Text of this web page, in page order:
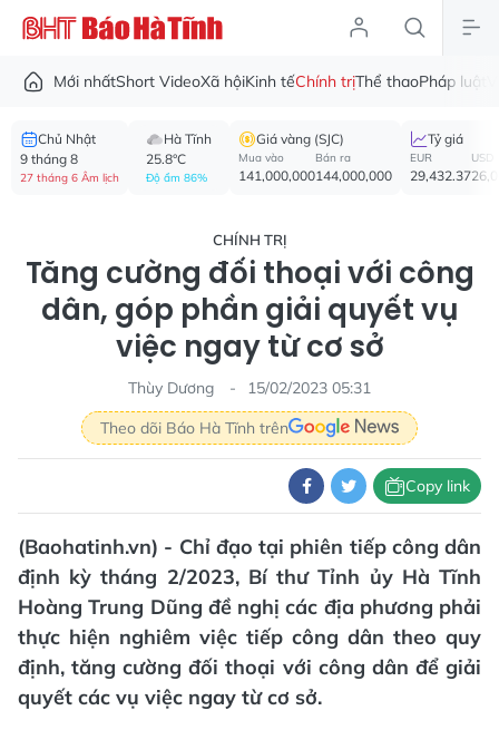
Mới nhấtShort VideoXã hộiKinh tếChính trịThể thaoPháp luật
Chủ Nhật
9 tháng 8
27 tháng 6 Âm lịch
Hà Tĩnh
25.8°C
Độ ẩm 86%
Giá vàng (SJC)
Mua vào
141,000,000
Bán ra
144,000,000
Tỷ giá
EUR
29,432.37
USD
CHÍNH TRỊ
Tăng cường đối thoại với công
dân, góp phần giải quyết vụ
việc ngay từ cơ sở
Thùy Dương
15/02/2023 05:31
Theo dõi Báo Hà Tĩnh trên
Copy link
(Baohatinh.vn) - Chỉ đạo tại phiên tiếp công dân
định kỳ tháng 2/2023, Bí thư Tỉnh ủy Hà Tĩnh
Hoàng Trung Dũng đề nghị các địa phương phải
thực hiện nghiêm việc tiếp công dân theo quy
định, tăng cường đối thoại với công dân để giải
quyết các vụ việc ngay từ cơ sở.